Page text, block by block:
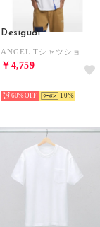
Desigual
￥4,759
60% 10